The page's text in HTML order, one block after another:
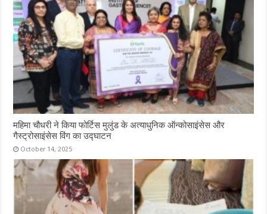
महिमा चौधरी ने किया फोर्टिस मुलुंड के अत्याधुनिक ऑन्कोसाइंसेस और
गैस्ट्रोसाइंसेस विंग का उद्घाटन
October 14, 2025